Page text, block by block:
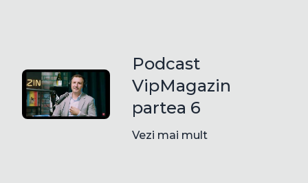
Podcast
VipMagazin
partea 6
Vezi mai mult